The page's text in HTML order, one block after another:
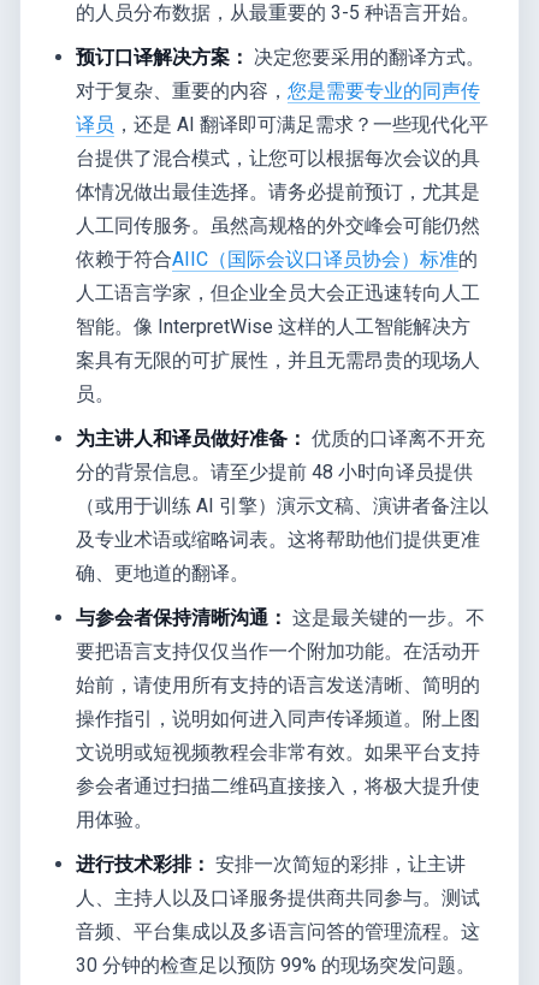
的人员分布数据，从最重要的 3-5 种语言开始。
预订口译解决方案： 决定您要采用的翻译方式。
对于复杂、重要的内容，您是需要专业的同声传
译员 ，还是 AI 翻译即可满足需求？一些现代化平
台提供了混合模式，让您可以根据每次会议的具
体情况做出最佳选择。请务必提前预订，尤其是
人工同传服务。虽然高规格的外交峰会可能仍然
依赖于符合AIIC（国际会议口译员协会）标准的
人工语言学家，但企业全员大会正迅速转向人工
智能。像 InterpretWise 这样的人工智能解决方
案具有无限的可扩展性，并且无需昂贵的现场人
员。
为主讲人和译员做好准备： 优质的口译离不开充
分的背景信息。请至少提前 48 小时向译员提供
（或用于训练 AI 引擎）演示文稿、演讲者备注以
及专业术语或缩略词表。这将帮助他们提供更准
确、更地道的翻译。
与参会者保持清晰沟通： 这是最关键的一步。不
要把语言支持仅仅当作一个附加功能。在活动开
始前，请使用所有支持的语言发送清晰、简明的
操作指引，说明如何进入同声传译频道。附上图
文说明或短视频教程会非常有效。如果平台支持
参会者通过扫描二维码直接接入，将极大提升使
用体验。
进行技术彩排： 安排一次简短的彩排，让主讲
人、主持人以及口译服务提供商共同参与。测试
音频、平台集成以及多语言问答的管理流程。这
30 分钟的检查足以预防 99% 的现场突发问题。